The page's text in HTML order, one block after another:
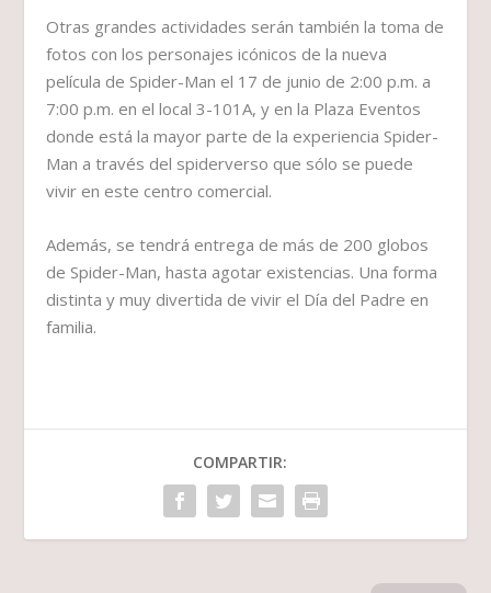
Otras grandes actividades serán también la toma de
fotos con los personajes icónicos de la nueva
película de Spider-Man el 17 de junio de 2:00 p.m. a
7:00 p.m. en el local 3-101A, y en la Plaza Eventos
donde está la mayor parte de la experiencia Spider-
Man a través del spiderverso que sólo se puede
vivir en este centro comercial.
Además, se tendrá entrega de más de 200 globos
de Spider-Man, hasta agotar existencias. Una forma
distinta y muy divertida de vivir el Día del Padre en
familia.
COMPARTIR: